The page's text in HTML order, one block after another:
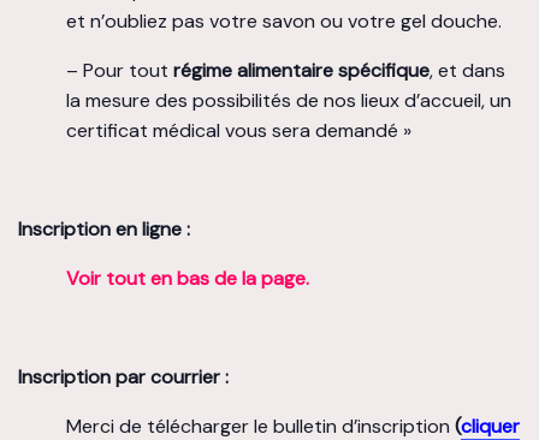
et n’oubliez pas votre savon ou votre gel douche.
– Pour tout régime alimentaire spécifique, et dans
la mesure des possibilités de nos lieux d’accueil, un
certificat médical vous sera demandé »
Inscription en ligne :
Voir tout en bas de la page.
Inscription par courrier :
Merci de télécharger le bulletin d’inscription (cliquer